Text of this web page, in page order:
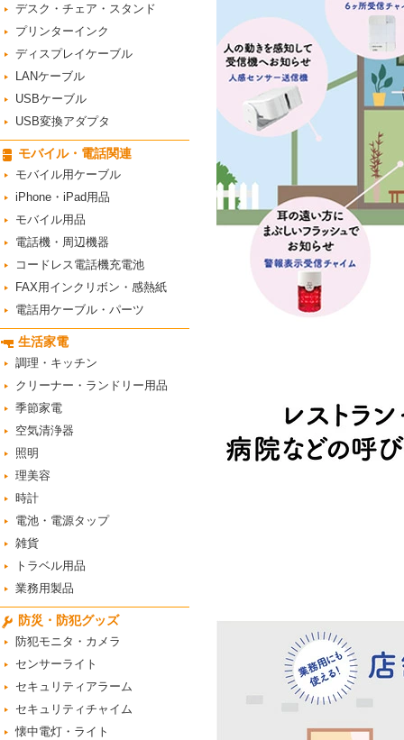
デスク・チェア・スタンド
プリンターインク
ディスプレイケーブル
LANケーブル
USBケーブル
USB変換アダプタ
モバイル・電話関連
モバイル用ケーブル
iPhone・iPad用品
モバイル用品
電話機・周辺機器
コードレス電話機充電池
FAX用インクリボン・感熱紙
電話用ケーブル・パーツ
生活家電
調理・キッチン
クリーナー・ランドリー用品
季節家電
空気清浄器
照明
理美容
時計
電池・電源タップ
雑貨
トラベル用品
業務用製品
防災・防犯グッズ
防犯モニタ・カメラ
センサーライト
セキュリティアラーム
セキュリティチャイム
懐中電灯・ライト